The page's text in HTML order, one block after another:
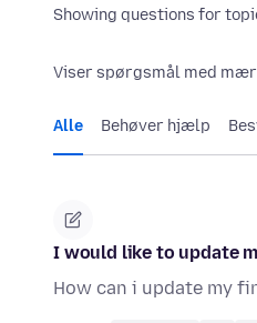
Showing questions for
Viser spørgsmål med
Alle Behøver hjælp
I would like to update
How can i update my